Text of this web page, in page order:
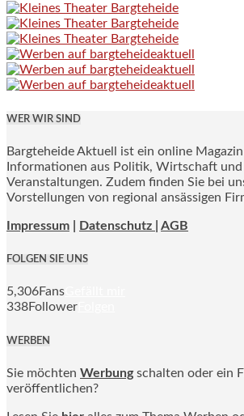
WER WIR SIND
Bargteheide Aktuell ist ein online
Informationen aus Politik, Wirtschaft und
Veranstaltungen. Zudem finden Sie bei
Vorstellungen von regional ansässigen
Impressum Datenschutz | AGB
FOLGEN SIE UNS
5,306Fans
338Follower
WERBEN
Sie möchten Werbung schalten oder ein
veröffentlichen?